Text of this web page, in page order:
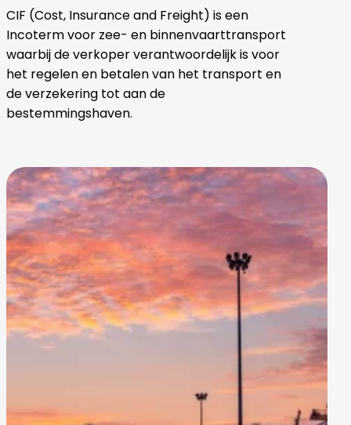
CIF (Cost, Insurance and Freight) is een
Incoterm voor zee- en binnenvaarttransport
waarbij de verkoper verantwoordelijk is voor
het regelen en betalen van het transport en
de verzekering tot aan de
bestemmingshaven.